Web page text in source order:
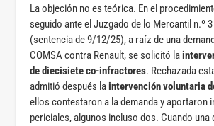
La objeción no es teórica. En el
seguido ante el Juzgado de lo Mercantil n.º
(sentencia de 9/12/25), a raíz de una
COMSA contra Renault, se solicitó la
de diecisiete co-infractores. Rechazada
admitió después laintervención voluntaria
ellos contestaron a la demanda y aportaron
periciales, algunos incluso dos. Cuando una